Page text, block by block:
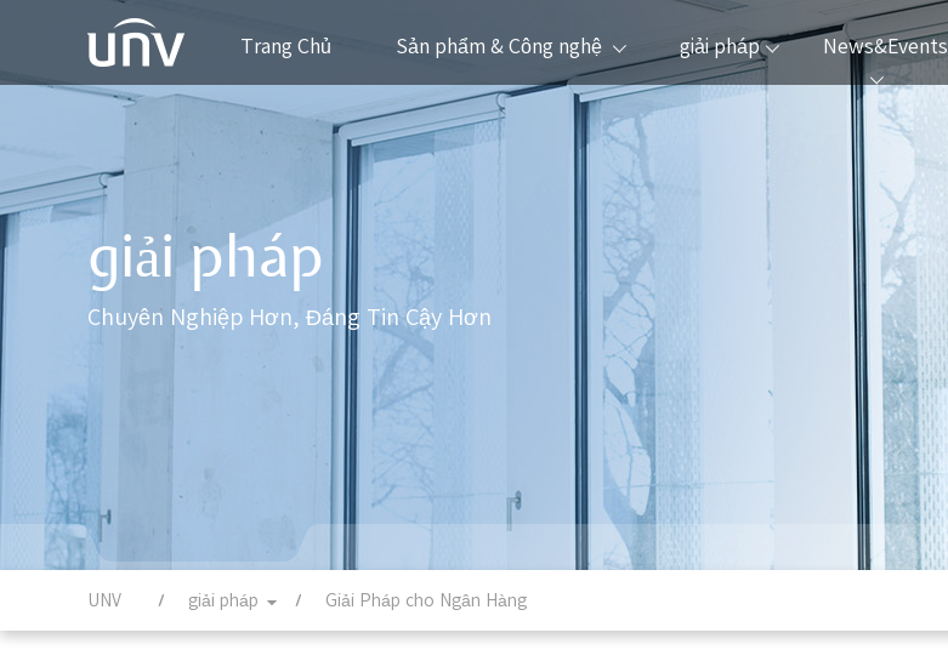
Trang Chủ Sản phẩm & Công nghệ giải pháp News&Events
giải pháp
Chuyên Nghiệp Hơn, Đáng Tin Cậy Hơn
UNV giải pháp Giải Pháp cho Ngân Hàng